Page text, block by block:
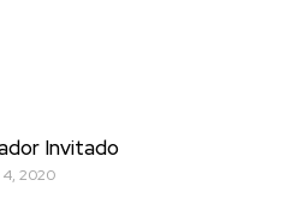
Invitado
2020